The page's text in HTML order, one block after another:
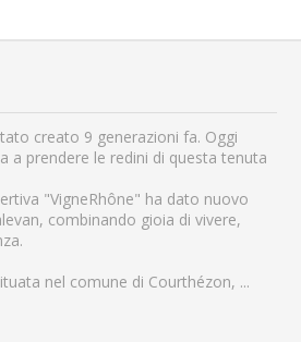
creato 9 generazioni fa. Oggi
a prendere le redini di questa tenuta
"VigneRhône" ha dato nuovo
combinando gioia di vivere,
nel comune di Courthézon, ...